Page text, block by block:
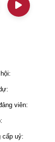
viên:
cấp uỷ: